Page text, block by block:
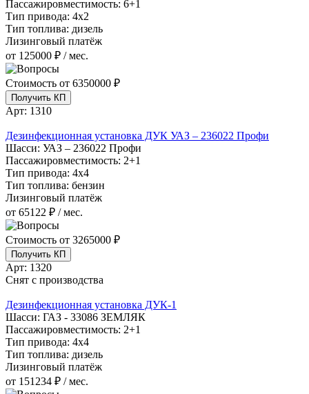
Пассажировместимость: 6+1
Тип привода: 4х2
Тип топлива: дизель
Лизинговый платёж
от 125000 ₽ / мес.
Стоимость от 6350000 ₽
Получить КП
Арт: 1310
Дезинфекционная установка ДУК УАЗ – 236022 Профи
Шасси: УАЗ – 236022 Профи
Пассажировместимость: 2+1
Тип привода: 4х4
Тип топлива: бензин
Лизинговый платёж
от 65122 ₽ / мес.
Стоимость от 3265000 ₽
Получить КП
Арт: 1320
Снят с производства
Дезинфекционная установка ДУК-1
Шасси: ГАЗ - 33086 ЗЕМЛЯК
Пассажировместимость: 2+1
Тип привода: 4х4
Тип топлива: дизель
Лизинговый платёж
от 151234 ₽ / мес.